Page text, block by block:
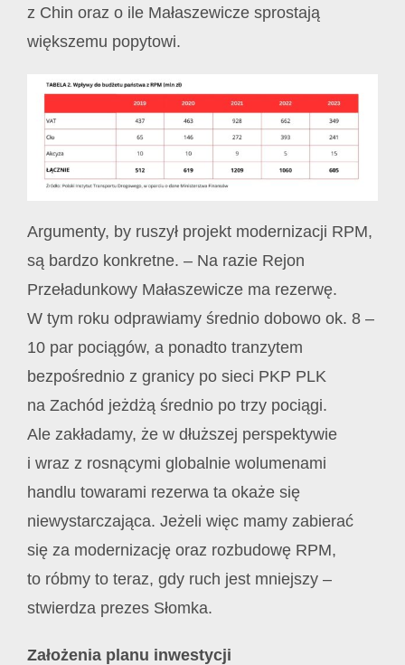
z Chin oraz o ile Małaszewicze sprostają
większemu popytowi.
Argumenty, by ruszył projekt modernizacji RPM,
są bardzo konkretne. – Na razie Rejon
Przeładunkowy Małaszewicze ma rezerwę.
W tym roku odprawiamy średnio dobowo ok. 8 –
10 par pociągów, a ponadto tranzytem
bezpośrednio z granicy po sieci PKP PLK
na Zachód jeżdżą średnio po trzy pociągi.
Ale zakładamy, że w dłuższej perspektywie
i wraz z rosnącymi globalnie wolumenami
handlu towarami rezerwa ta okaże się
niewystarczająca. Jeżeli więc mamy zabierać
się za modernizację oraz rozbudowę RPM,
to róbmy to teraz, gdy ruch jest mniejszy –
stwierdza prezes Słomka.
Założenia planu inwestycji